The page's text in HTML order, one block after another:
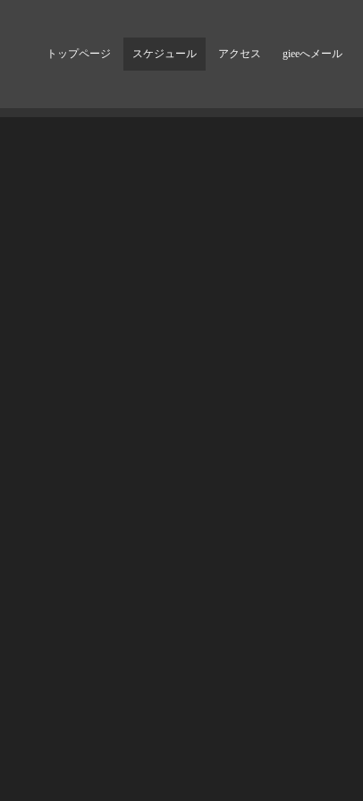
トップページ スケジュール アクセス gieeへメール